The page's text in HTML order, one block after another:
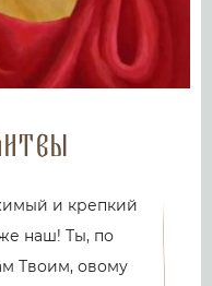
и крепкий
наш! Ты, по
Твоим, овому